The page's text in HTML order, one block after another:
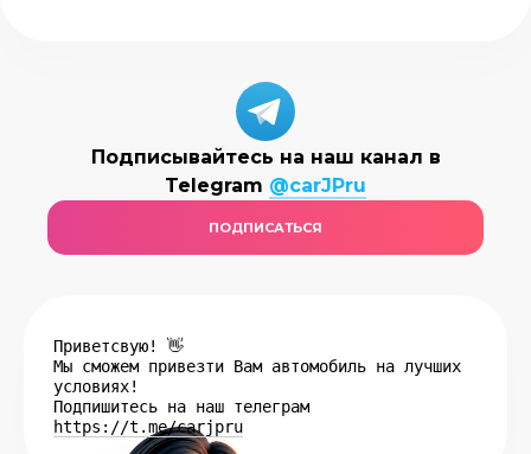
Подписывайтесь на наш канал в
Telegram @carJPru
ПОДПИСАТЬСЯ
Приветсвую! 👋
Мы сможем привезти Вам автомобиль на лучших
условиях!
Подпишитесь на наш телеграм
https://t.me/carjpru